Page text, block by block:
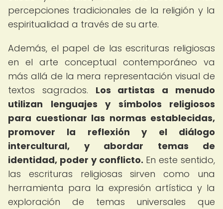
percepciones tradicionales de la religión y la
espiritualidad a través de su arte.
Además, el papel de las escrituras religiosas
en el arte conceptual contemporáneo va
más allá de la mera representación visual de
textos sagrados. Los artistas a menudo
utilizan lenguajes y símbolos religiosos
para cuestionar las normas establecidas,
promover la reflexión y el diálogo
intercultural, y abordar temas de
identidad, poder y conflicto. En este sentido,
las escrituras religiosas sirven como una
herramienta para la expresión artística y la
exploración de temas universales que